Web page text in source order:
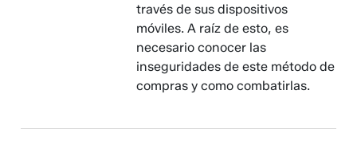
través de sus dispositivos
móviles. A raíz de esto, es
necesario conocer las
inseguridades de este método de
compras y como combatirlas.